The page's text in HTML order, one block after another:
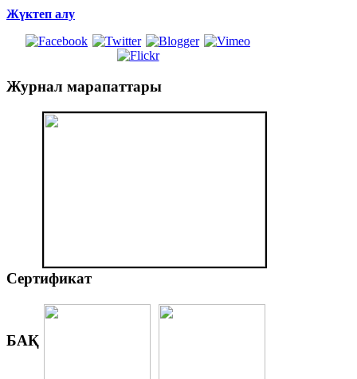
Жүктеп алу
Журнал марапаттары
Сертификат
БАҚ